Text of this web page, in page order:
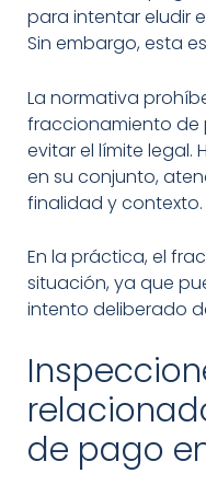
para intentar eludir
Sin embargo, esta
La normativa
fraccionamiento de
evitar el límite legal.
en su conjunto,
finalidad y contexto.
En la práctica, el
situación, ya que
intento deliberado
de pago